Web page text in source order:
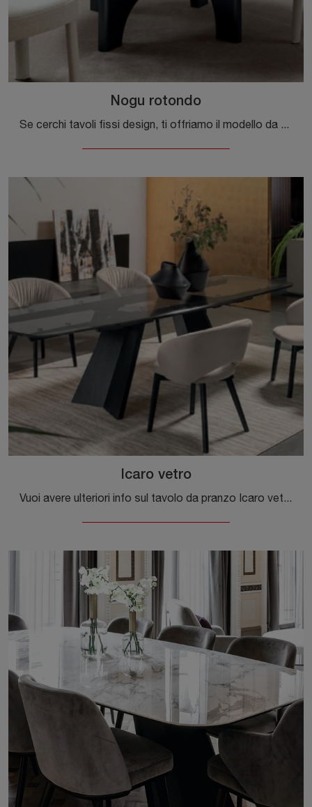
Nogu rotondo
Se cerchi tavoli fissi design, ti offriamo il modello da pranzo in ceramica Nogu rotondo del marchio Calligaris.
Icaro vetro
Vuoi avere ulteriori info sul tavolo da pranzo Icaro vetro di Calligaris? Clicca e scopri di più sui modelli allungabili dell'azienda.